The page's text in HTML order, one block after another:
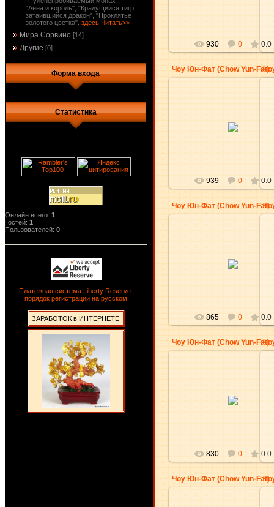
"Анна и король", "Крадущийся тигр,
затаившийся дракон", "Проклятье
золотого цветка". здесь Читать>>
Мира Сорвино [14]
Другие [0]
Форма входа
Статистика
Онлайн всего: 1
Гостей: 1
Пользователей: 0
Платежная система Liberty Reserve:
порядок регистрации на русском
ЗАРАБОТОК в ИНТЕРНЕТЕ
930 0 0.0
Чоу Юн-Фат (Chow Yun-Fat)
939 0 0.0
Чоу Юн-Фат (Chow Yun-Fat)
865 0 0.0
Чоу Юн-Фат (Chow Yun-Fat)
830 0 0.0
Чоу Юн-Фат (Chow Yun-Fat)